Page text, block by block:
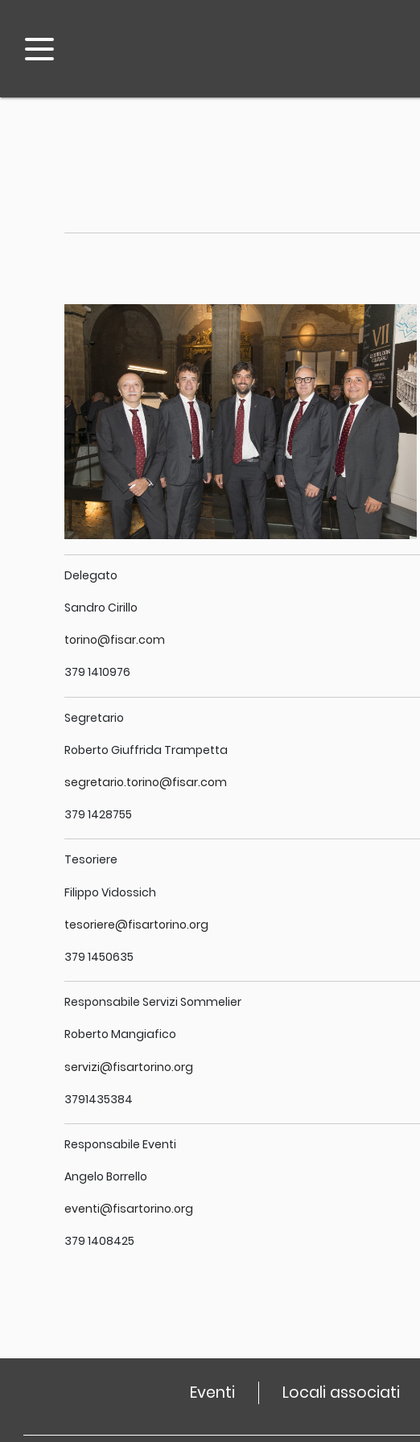
Delegato
Sandro Cirillo
torino@fisar.com
379 1410976
Segretario
Roberto Giuffrida Trampetta
segretario.torino@fisar.com
379 1428755
Tesoriere
Filippo Vidossich
tesoriere@fisartorino.org
379 1450635
Responsabile Servizi Sommelier
Roberto Mangiafico
servizi@fisartorino.org
3791435384
Responsabile Eventi
Angelo Borrello
eventi@fisartorino.org
379 1408425
Eventi Locali associati